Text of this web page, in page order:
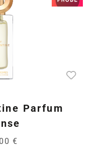
Parfum
€